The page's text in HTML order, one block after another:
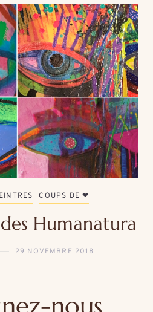
COUPS DE ❤
Humanatura
29 NOVEMBRE 2018
nous